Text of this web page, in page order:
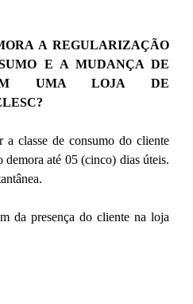
A REGULARIZAÇÃO
E A MUDANÇA DE
EM UMA LOJA DE
a classe de consumo do cliente
demora até 05 (cinco) dias úteis.
da presença do cliente na loja